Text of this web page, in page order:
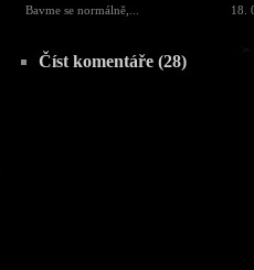
Bavme se normálně,...
18.
Číst komentáře (28)